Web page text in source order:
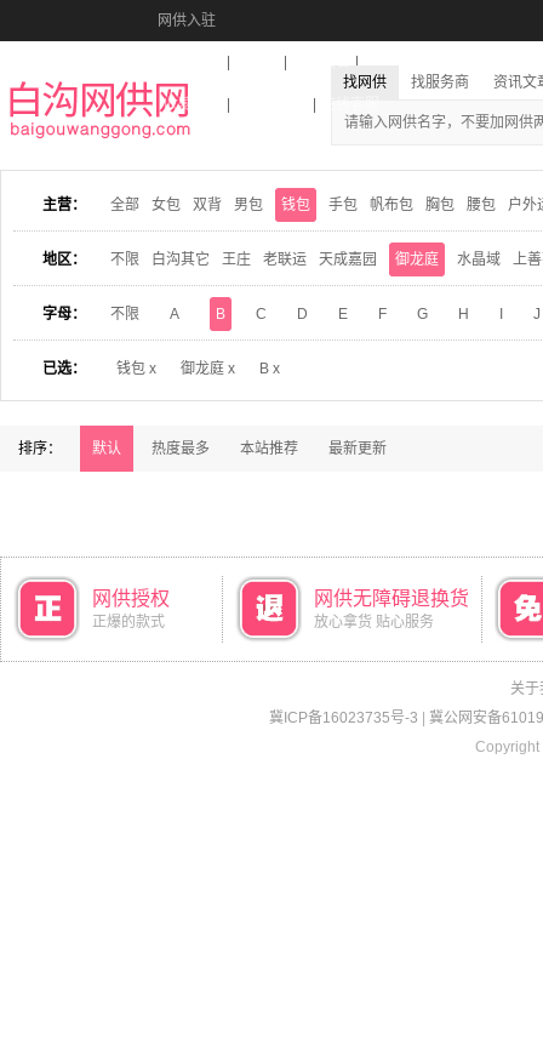
网供入驻
收藏本站
找网供 找服务商 资讯文
主营： 全部 女包 双背 男包 钱包 手包 帆布包 胸包 腰包 户外
地区： 不限 白沟其它 王庄 老联运 天成嘉园 御龙庭 水晶域 上
字母： 不限 A B C D E F G H J
已选： 钱包 x 御龙庭 x B x
排序： 默认 热度最多 本站推荐 最新更新
网供授权
正爆的款式
网供无障碍退换货
放心拿货 贴心服务
关于
冀ICP备16023735号-3
冀公网安备